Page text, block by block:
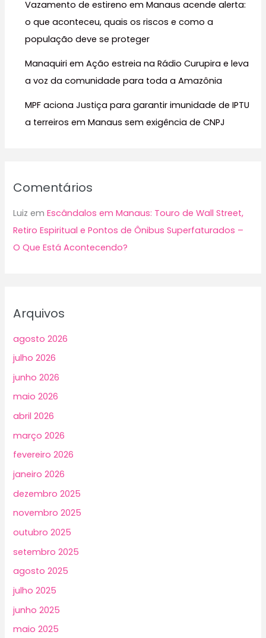
Vazamento de estireno em Manaus acende alerta:
o que aconteceu, quais os riscos e como a
população deve se proteger
Manaquiri em Ação estreia na Rádio Curupira e leva
a voz da comunidade para toda a Amazônia
MPF aciona Justiça para garantir imunidade de IPTU
a terreiros em Manaus sem exigência de CNPJ
Comentários
Luiz emEscândalos em Manaus: Touro de Wall Street,
Retiro Espiritual e Pontos de Ônibus Superfaturados –
O Que Está Acontecendo?
Arquivos
agosto 2026
julho 2026
junho 2026
maio 2026
abril 2026
março 2026
fevereiro 2026
janeiro 2026
dezembro 2025
novembro 2025
outubro 2025
setembro 2025
agosto 2025
julho 2025
junho 2025
maio 2025